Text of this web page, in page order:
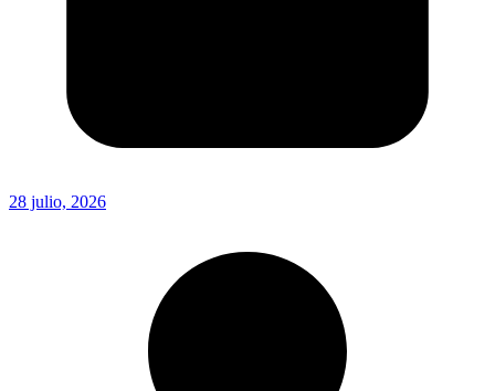
28 julio, 2026